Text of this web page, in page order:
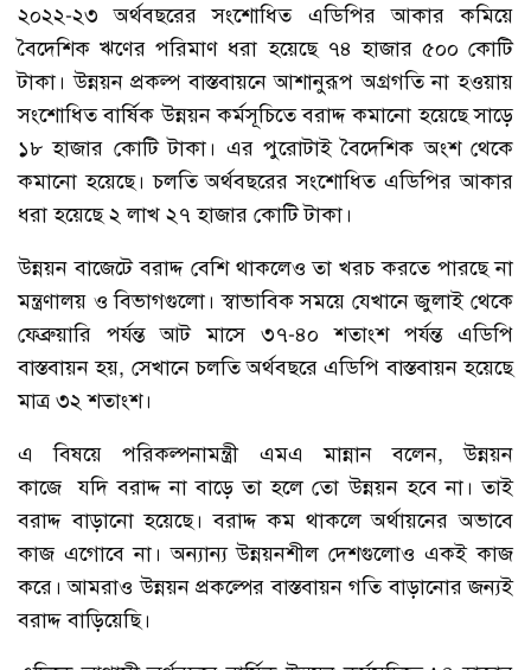
২০২২-২৩ অর্থবছরের সংশোধিত এডিপির আকার কমিয়ে
বৈদেশিক ঋণের পরিমাণ ধরা হয়েছে ৭৪ হাজার ৫০০ কোটি
টাকা। উন্নয়ন প্রকল্প বাস্তবায়নে আশানুরূপ অগ্রগতি না হওয়ায়
সংশোধিত বার্ষিক উন্নয়ন কর্মসূচিতে বরাদ্দ কমানো হয়েছে সাড়ে
১৮ হাজার কোটি টাকা। এর পুরোটাই বৈদেশিক অংশ থেকে
কমানো হয়েছে। চলতি অর্থবছরের সংশোধিত এডিপির আকার
ধরা হয়েছে ২ লাখ ২৭ হাজার কোটি টাকা।
উন্নয়ন বাজেটে বরাদ্দ বেশি থাকলেও তা খরচ করতে পারছে না
মন্ত্রণালয় ও বিভাগগুলো। স্বাভাবিক সময়ে যেখানে জুলাই থেকে
ফেব্রুয়ারি পর্যন্ত আট মাসে ৩৭-৪০ শতাংশ পর্যন্ত এডিপি
বাস্তবায়ন হয়, সেখানে চলতি অর্থবছরে এডিপি বাস্তবায়ন হয়েছে
মাত্র ৩২ শতাংশ।
এ বিষয়ে পরিকল্পনামন্ত্রী এমএ মান্নান বলেন, উন্নয়ন
কাজে যদি বরাদ্দ না বাড়ে তা হলে তো উন্নয়ন হবে না। তাই
বরাদ্দ বাড়ানো হয়েছে। বরাদ্দ কম থাকলে অর্থায়নের অভাবে
কাজ এগোবে না। অন্যান্য উন্নয়নশীল দেশগুলোও একই কাজ
করে। আমরাও উন্নয়ন প্রকল্পের বাস্তবায়ন গতি বাড়ানোর জন্যই
বরাদ্দ বাড়িয়েছি।